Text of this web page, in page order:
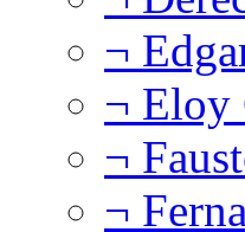
¬
¬ Eloy
¬
¬